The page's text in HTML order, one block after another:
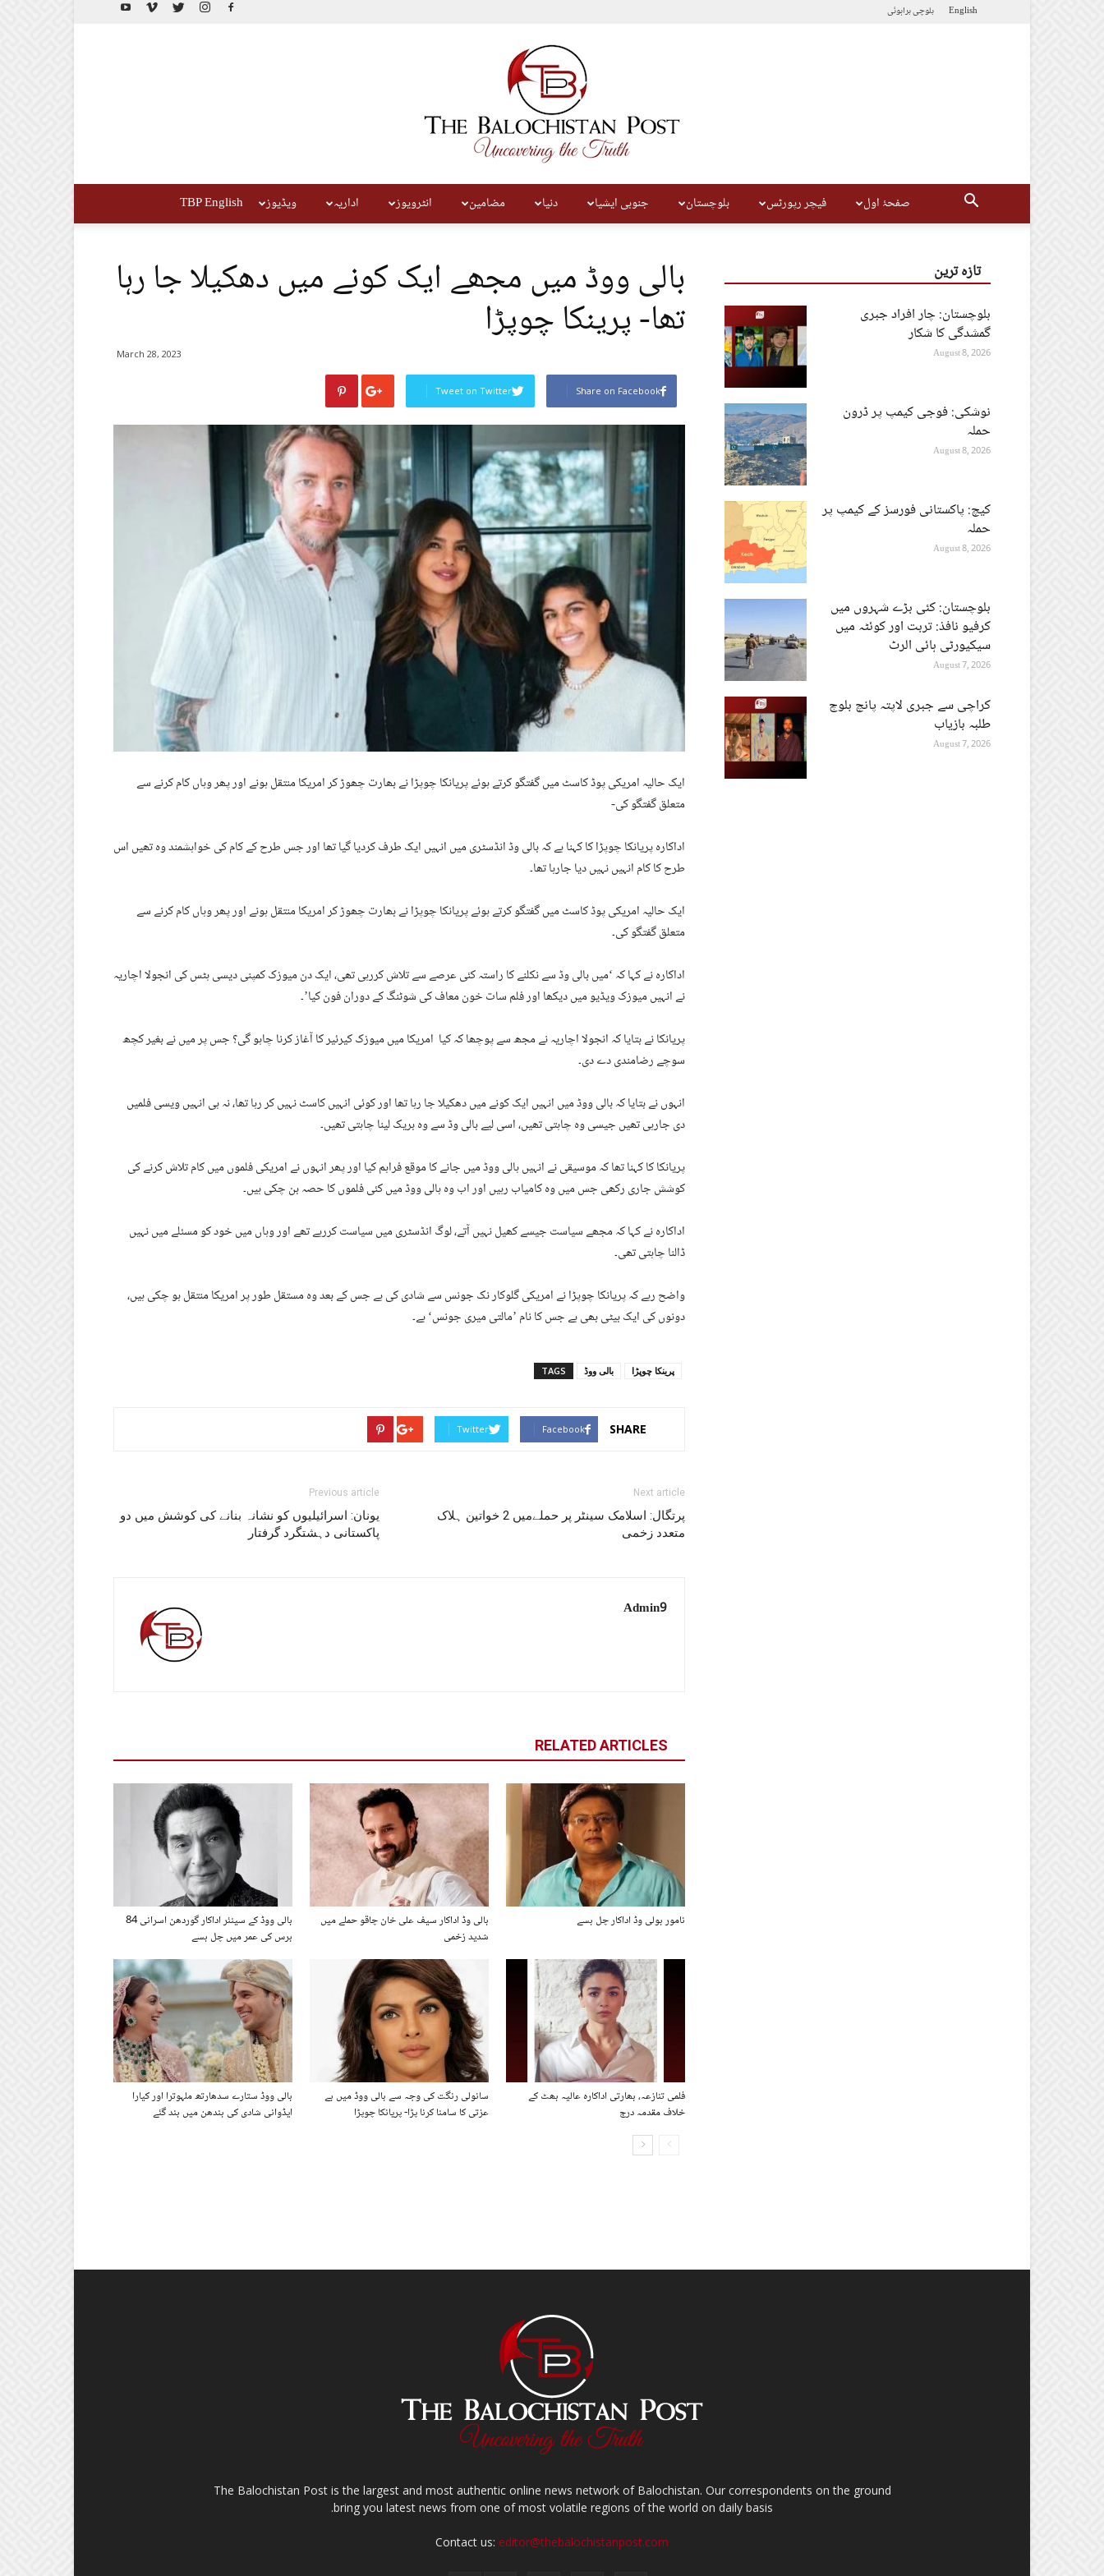
English بلوچیبراہوئی
Post
صفحۂ اول فیچر رپورٹس بلوچستان جنوبی ایشیا دنیا مضامین انٹرویوز اداریہ ویڈیوز TBP English
بالی ووڈ میں مجھے ایک کونے میں دھکیلا جا رہا
تھا- پرینکا چوپڑا
March 28, 2023
Share on Facebook
Tweet on Twitter
ایک حالیہ امریکی پوڈ کاسٹ میں گفتگو کرتے ہوئے پریانکا چوپڑا نے بھارت چھوڑ کر امریکا منتقل ہونے اور پھر وہاں کام کرنے سے
متعلق گفتگو کی-
اداکارہ پریانکا چوپڑا کا کہنا ہے کہ بالی وڈ انڈسٹری میں انہیں ایک طرف کردیا گیا تھا اور جس طرح کے کام کی خواہشمند وہ تھیں اس
طرح کا کام انہیں نہیں دیا جارہا تھا۔
ایک حالیہ امریکی پوڈ کاسٹ میں گفتگو کرتے ہوئے پریانکا چوپڑا نے بھارت چھوڑ کر امریکا منتقل ہونے اور پھر وہاں کام کرنے سے
متعلق گفتگو کی۔
اداکارہ نے کہا کہ ‘میں بالی وڈ سے نکلنے کا راستہ کئی عرصے سے تلاش کررہی تھی، ایک دن میوزک کمپنی دیسی ہٹس کی انجولا اچاریہ
نے انہیں میوزک ویڈیو میں دیکھا اور فلم سات خون معاف کی شوٹنگ کے دوران فون کیا’۔
پریانکا نے بتایا کہ انجولا اچاریہ نے مجھ سے پوچھا کہ کیا امریکا میں میوزک کیرئیر کا آغاز کرنا چاہو گی؟ جس پر میں نے بغیر کچھ
سوچے رضامندی دے دی۔
انہوں نے بتایا کہ بالی ووڈ میں انہیں ایک کونے میں دھکیلا جا رہا تھا اور کوئی انہیں کاسٹ نہیں کر رہا تھا، نہ ہی انہیں ویسی فلمیں
دی جارہی تھیں جیسی وہ چاہتی تھیں، اسی لیے بالی وڈ سے وہ بریک لینا چاہتی تھیں۔
پریانکا کا کہنا تھا کہ موسیقی نے انہیں ہالی ووڈ میں جانے کا موقع فراہم کیا اور پھر انہوں نے امریکی فلموں میں کام تلاش کرنے کی
کوشش جاری رکھی جس میں وہ کامیاب رہیں اور اب وہ ہالی ووڈ میں کئی فلموں کا حصہ بن چکی ہیں۔
اداکارہ نے کہا کہ مجھے سیاست جیسے کھیل نہیں آتے، لوگ انڈسٹری میں سیاست کررہے تھے اور وہاں میں خود کو مسئلے میں نہیں
ڈالنا چاہتی تھی۔
واضح رہے کہ پریانکا چوپڑا نے امریکی گلوکار نک جونس سے شادی کی ہے جس کے بعد وہ مستقل طور پر امریکا منتقل ہو چکی ہیں،
دونوں کی ایک بیٹی بھی ہے جس کا نام ’مالتی میری جونس‘ ہے۔
TAGS بالی ووڈ پرینکا چوپڑا
SHARE
Facebook
Twitter
Previous article
یونان: اسرائیلیوں کو نشانہ بنانے کی کوشش میں دو
پاکستانی دہشتگرد گرفتار
Next article
پرتگال: اسلامک سینٹر پر حملےمیں 2 خواتین ہلاک
متعدد زخمی
Admin9
RELATED ARTICLES
بالی ووڈ کے سینئر اداکار گوردھن اسرانی 84
برس کی عمر میں چل بسے
بالی وڈ اداکار سیف علی خان چاقو حملے میں
شدید زخمی
نامور بولی وڈ اداکار چل بسے
بالی ووڈ ستارے سدھارتھ ملہوترا اور کیارا
ایڈوانی شادی کی بندھن میں بند گئے
سانولی رنگت کی وجہ سے بالی ووڈ میں بے
عزتی کا سامنا کرنا پڑا- پریانکا چوپڑا
فلمی تنازعہ، بھارتی اداکارہ عالیہ بھٹ کے
خلاف مقدمہ درج
تازہ ترین
بلوچستان: چار افراد جبری
گمشدگی کا شکار
August 8, 2026
نوشکی: فوجی کیمپ پر ڈرون
حملہ
August 8, 2026
کیچ: پاکستانی فورسز کے کیمپ پر
حملہ
August 8, 2026
بلوچستان: کئی بڑے شہروں میں
کرفیو نافذ: تربت اور کوئٹہ میں
سیکیورٹی ہائی الرٹ
August 7, 2026
کراچی سے جبری لاپتہ پانچ بلوچ
طلبہ بازیاب
August 7, 2026
The Balochistan Post is the largest and most authentic online news network of Balochistan. Our correspondents on the ground
bring you latest news from one of most volatile regions of the world on daily basis.
Contact us: editor@thebalochistanpost.com